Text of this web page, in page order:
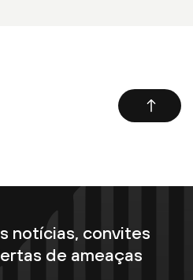
notícias, convites
de ameaças